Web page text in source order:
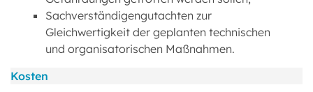
Sachverständigengutachten zur
Gleichwertigkeit der geplanten technischen
und organisatorischen Maßnahmen.
Kosten